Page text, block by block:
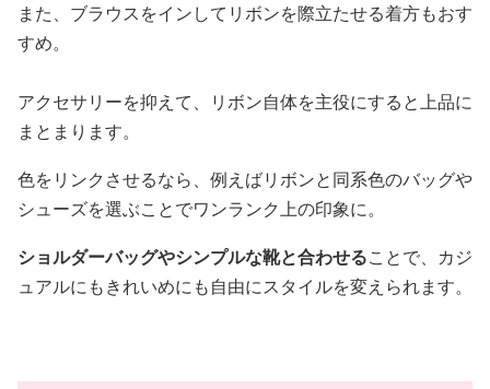
また、ブラウスをインしてリボンを際立たせる着方もおす
すめ。
アクセサリーを抑えて、リボン自体を主役にすると上品に
まとまります。
色をリンクさせるなら、例えばリボンと同系色のバッグや
シューズを選ぶことでワンランク上の印象に。
ショルダーバッグやシンプルな靴と合わせることで、カジ
ュアルにもきれいめにも自由にスタイルを変えられます。